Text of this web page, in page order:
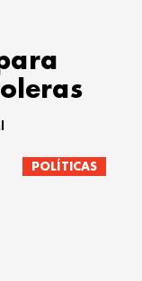
POLÍTICAS